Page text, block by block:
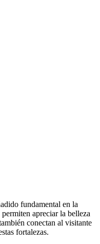
fundamental en la
apreciar la belleza
conectan al visitante
fortalezas.